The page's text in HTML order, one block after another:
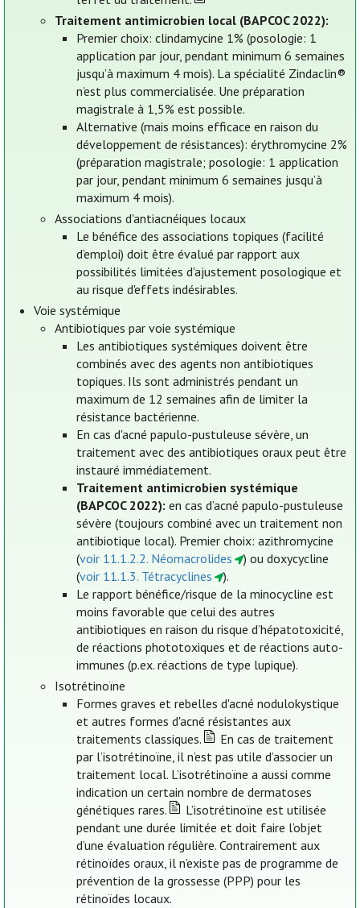
Traitement antimicrobien local (BAPCOC 2022):
Premier choix: clindamycine 1% (posologie: 1
application par jour, pendant minimum 6 semaines
jusqu’à maximum 4 mois). La spécialité Zindaclin®
n’est plus commercialisée. Une préparation
magistrale à 1,5% est possible.
Alternative (mais moins efficace en raison du
développement de résistances): érythromycine 2%
(préparation magistrale; posologie: 1 application
par jour, pendant minimum 6 semaines jusqu’à
maximum 4 mois).
Associations d'antiacnéiques locaux
Le bénéfice des associations topiques (facilité
d’emploi) doit être évalué par rapport aux
possibilités limitées d'ajustement posologique et
au risque d'effets indésirables.
Voie systémique
Antibiotiques par voie systémique
Les antibiotiques systémiques doivent être
combinés avec des agents non antibiotiques
topiques. Ils sont administrés pendant un
maximum de 12 semaines afin de limiter la
résistance bactérienne.
En cas d'acné papulo-pustuleuse sévère, un
traitement avec des antibiotiques oraux peut être
instauré immédiatement.
Traitement antimicrobien systémique
(BAPCOC 2022): en cas d’acné papulo-pustuleuse
sévère (toujours combiné avec un traitement non
antibiotique local). Premier choix: azithromycine
(voir 11.1.2.2. Néomacrolides
) ou doxycycline
(voir 11.1.3. Tétracyclines
).
Le rapport bénéfice/risque de la minocycline est
moins favorable que celui des autres
antibiotiques en raison du risque d’hépatotoxicité,
de réactions phototoxiques et de réactions auto-
immunes (p.ex. réactions de type lupique).
Isotrétinoïne
Formes graves et rebelles d'acné nodulokystique
et autres formes d'acné résistantes aux
traitements classiques.
En cas de traitement
par l’isotrétinoïne, il n’est pas utile d’associer un
traitement local. L’isotrétinoïne a aussi comme
indication un certain nombre de dermatoses
génétiques rares.
L’isotrétinoïne est utilisée
pendant une durée limitée et doit faire l’objet
d’une évaluation régulière. Contrairement aux
rétinoïdes oraux, il n’existe pas de programme de
prévention de la grossesse (PPP) pour les
rétinoïdes locaux.